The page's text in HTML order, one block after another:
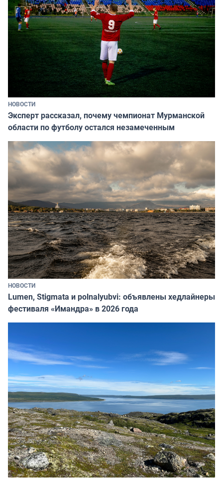
НОВОСТИ
Эксперт рассказал, почему чемпионат Мурманской
области по футболу остался незамеченным
НОВОСТИ
Lumen, Stigmata и polnalyubvi: объявлены хедлайнеры
фестиваля «Имандра» в 2026 года